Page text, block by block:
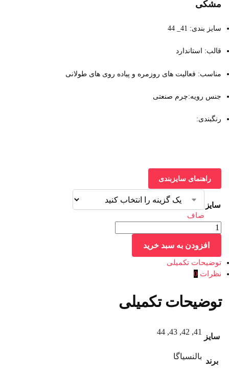
مشکی
سایز بندی: 41_ 44
قالب: استاندارد
مناسب: فعالیت های روزمره و پیاده روی های طولانی
جنس رویه:چرم صنعتی
رنگبندی:
راهنمای سایزبندی
سایز
صاف
افزودن به سبد خرید
توضیحات تکمیلی
نظرات 0
توضیحات تکمیلی
سایز
41, 42, 43, 44
برند
بالنسیاگا